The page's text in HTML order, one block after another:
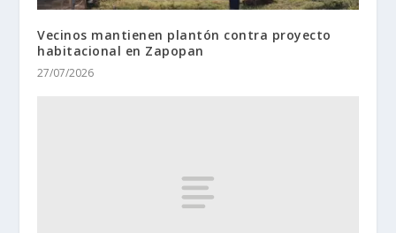
Vecinos mantienen plantón contra proyecto
habitacional en Zapopan
27/07/2026